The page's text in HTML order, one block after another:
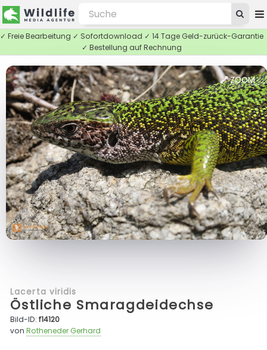
✓ Freie Bearbeitung ✓ Sofortdownload ✓ 14 Tage Geld-zurück-Garantie
✓ Bestellung auf Rechnung
ZOOM
Lacerta viridis
Östliche Smaragdeidechse
Bild-ID:f14120
vonRotheneder Gerhard